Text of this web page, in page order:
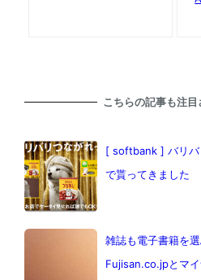
こちらの記事も注
[ softbank ] バリバ
で貰ってきました
雑誌も電子書籍を
Fujisan.co.jpとマ